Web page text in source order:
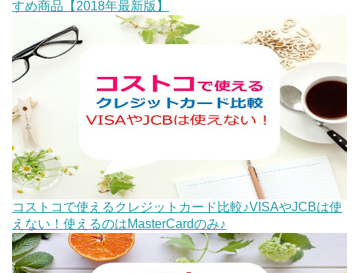
すめ商品【2018年最新版】
コストコで使えるクレジットカード比較♪VISAやJCBは使
えない！使えるのはMasterCardのみ♪